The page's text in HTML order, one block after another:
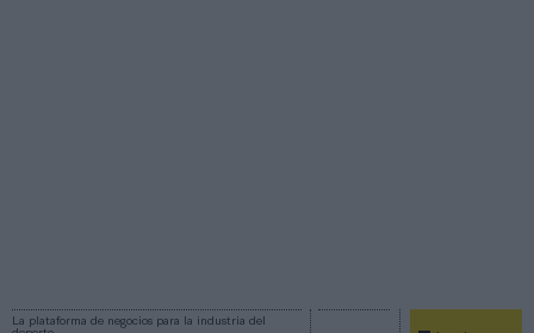
La plataforma de negocios para la industria del